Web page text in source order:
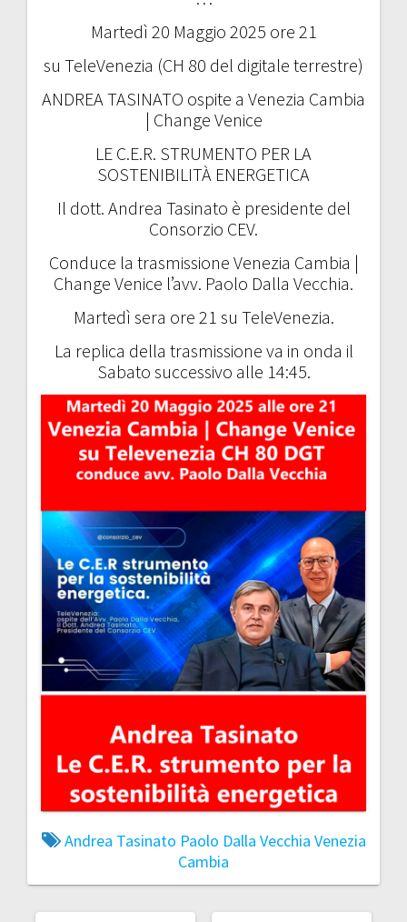
Martedì 20 Maggio 2025 ore 21
su TeleVenezia (CH 80 del digitale terrestre)
ANDREA TASINATO ospite a Venezia Cambia
| Change Venice
LE C.E.R. STRUMENTO PER LA
SOSTENIBILITÀ ENERGETICA
Il dott. Andrea Tasinato è presidente del
Consorzio CEV.
Conduce la trasmissione Venezia Cambia |
Change Venice l’avv. Paolo Dalla Vecchia.
Martedì sera ore 21 su TeleVenezia.
La replica della trasmissione va in onda il
Sabato successivo alle 14:45.
Andrea Tasinato Paolo Dalla Vecchia Venezia
Cambia